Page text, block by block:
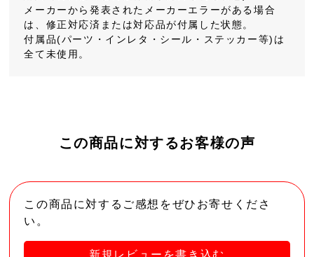
メーカーから発表されたメーカーエラーがある場合
は、修正対応済または対応品が付属した状態。
付属品(パーツ・インレタ・シール・ステッカー等)は
全て未使用。
この商品に対するお客様の声
この商品に対するご感想をぜひお寄せくださ
い。
新規レビューを書き込む